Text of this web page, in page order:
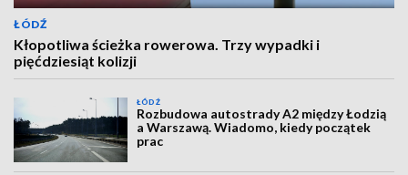
ŁÓDŹ
Kłopotliwa ścieżka rowerowa. Trzy wypadki i
pięćdziesiąt kolizji
ŁÓDŹ
Rozbudowa autostrady A2 między Łodzią
a Warszawą. Wiadomo, kiedy początek
prac